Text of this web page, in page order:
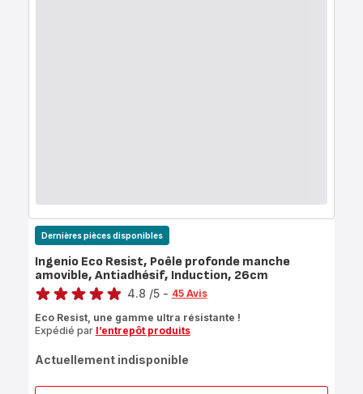
Dernières pièces disponibles
Ingenio Eco Resist, Poêle profonde manche
amovible, Antiadhésif, Induction, 26cm
Note
4.8 /5 - 45 Avis
Eco Resist, une gamme ultra résistante !
Expédié par l’entrepôt produits
Actuellement indisponible